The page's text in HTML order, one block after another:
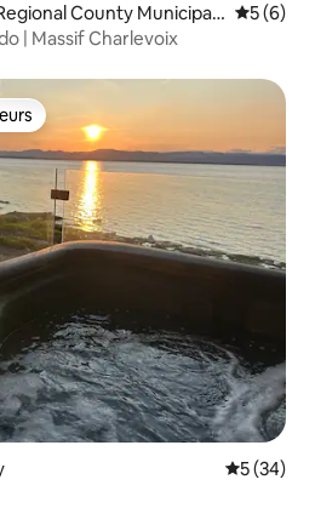
County Municipali
Note
5 (6)
| Massif Charlevoix
parmi les plus aimés
Note
5 (34)